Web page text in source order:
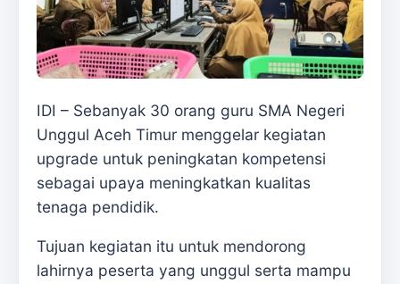
IDI – Sebanyak 30 orang guru SMA Negeri
Unggul Aceh Timur menggelar kegiatan
upgrade untuk peningkatan kompetensi
sebagai upaya meningkatkan kualitas
tenaga pendidik.
Tujuan kegiatan itu untuk mendorong
lahirnya peserta yang unggul serta mampu